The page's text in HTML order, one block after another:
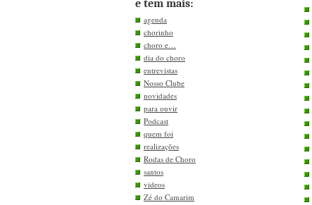
e tem mais:
agenda
chorinho
choro e…
dia do choro
entrevistas
Nosso Clube
novidades
para ouvir
Podcast
quem foi
realizações
Rodas de Choro
santos
videos
Zé do Camarim